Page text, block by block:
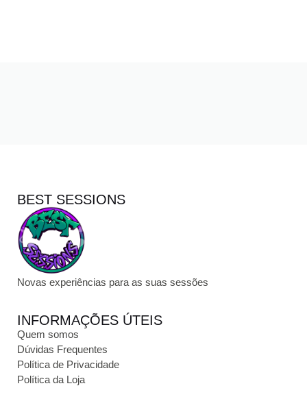
BEST SESSIONS
Novas experiências para as suas sessões
INFORMAÇÕES ÚTEIS
Quem somos
Dúvidas Frequentes
Política de Privacidade
Política da Loja